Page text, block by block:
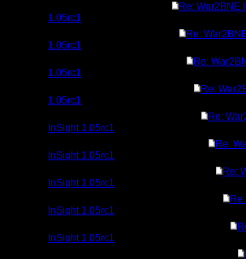
Re: War2BNE
1.05rc1
Re:
1.05rc1
Re:
1.05rc1
Re:
1.05rc1
Re:
InSight 1.05rc1
Re:
InSight 1.05rc1
Re:
InSight 1.05rc1
InSight 1.05rc1
InSight 1.05rc1